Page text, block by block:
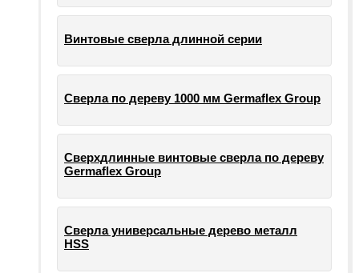
Винтовые сверла длинной серии
Сверла по дереву 1000 мм Germaflex Group
Сверхдлинные винтовые сверла по дереву
Germaflex Group
Сверла универсальные дерево металл
HSS